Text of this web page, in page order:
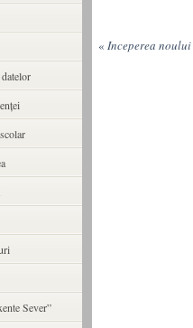
« Inceperea
Sever”